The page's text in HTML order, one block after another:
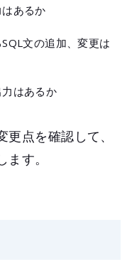
あるか
文の追加、変更は
はあるか
点を確認して、
す。